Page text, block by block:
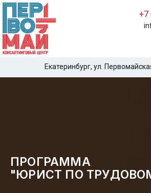
+7
Екатеринбург, ул.
ПРОГРАММА
"ЮРИСТ ПО